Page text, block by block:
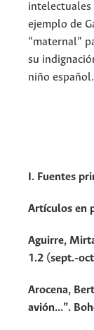
intelectuales
ejemplo de
“maternal”
su
niño español.
I. Fuentes
Artículos en
Aguirre,
1.2 (sept.-
Arocena,
avión...”.